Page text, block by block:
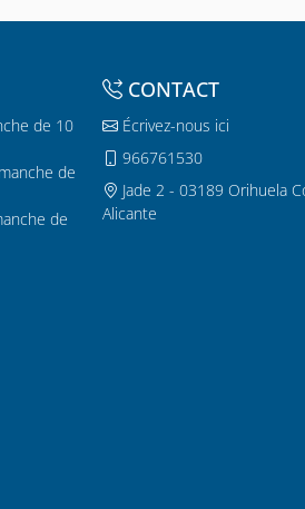
de 10
de
de
CONTACT
Écrivez-nous ici
966761530
Jade 2 - 03189 Orihuela
Alicante